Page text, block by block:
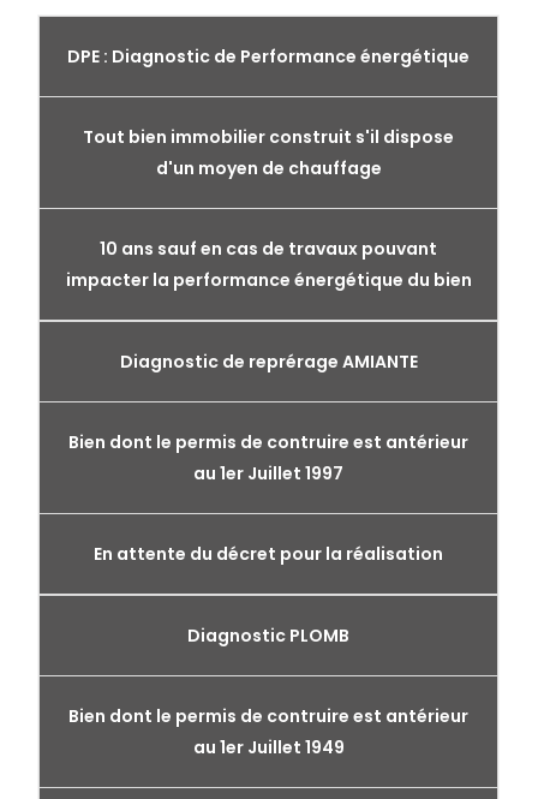
DPE : Diagnostic de Performance énergétique
Tout bien immobilier construit s'il dispose
d'un moyen de chauffage
10 ans sauf en cas de travaux pouvant
impacter la performance énergétique du bien
Diagnostic de reprérage AMIANTE
Bien dont le permis de contruire est antérieur
au 1er Juillet 1997
En attente du décret pour la réalisation
Diagnostic PLOMB
Bien dont le permis de contruire est antérieur
au 1er Juillet 1949